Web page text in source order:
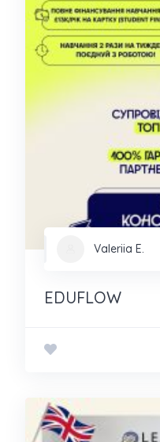
Valeriia E.
EDUFLOW